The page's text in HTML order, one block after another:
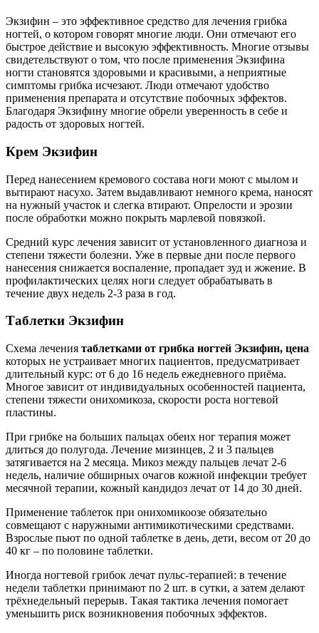
Экзифин – это эффективное средство для лечения грибка
ногтей, о котором говорят многие люди. Они отмечают его
быстрое действие и высокую эффективность. Многие отзывы
свидетельствуют о том, что после применения Экзифина
ногти становятся здоровыми и красивыми, а неприятные
симптомы грибка исчезают. Люди отмечают удобство
применения препарата и отсутствие побочных эффектов.
Благодаря Экзифину многие обрели уверенность в себе и
радость от здоровых ногтей.
Крем Экзифин
Перед нанесением кремового состава ноги моют с мылом и
вытирают насухо. Затем выдавливают немного крема, наносят
на нужный участок и слегка втирают. Опрелости и эрозии
после обработки можно покрыть марлевой повязкой.
Средний курс лечения зависит от установленного диагноза и
степени тяжести болезни. Уже в первые дни после первого
нанесения снижается воспаление, пропадает зуд и жжение. В
профилактических целях ноги следует обрабатывать в
течение двух недель 2-3 раза в год.
Таблетки Экзифин
Схема лечения таблетками от грибка ногтей Экзифин, цена
которых не устраивает многих пациентов, предусматривает
длительный курс: от 6 до 16 недель ежедневного приёма.
Многое зависит от индивидуальных особенностей пациента,
степени тяжести онихомикоза, скорости роста ногтевой
пластины.
При грибке на больших пальцах обеих ног терапия может
длиться до полугода. Лечение мизинцев, 2 и 3 пальцев
затягивается на 2 месяца. Микоз между пальцев лечат 2-6
недель, наличие обширных очагов кожной инфекции требует
месячной терапии, кожный кандидоз лечат от 14 до 30 дней.
Применение таблеток при онихомикоозе обязательно
совмещают с наружными антимикотическими средствами.
Взрослые пьют по одной таблетке в день, дети, весом от 20 до
40 кг – по половине таблетки.
Иногда ногтевой грибок лечат пульс-терапией: в течение
недели таблетки принимают по 2 шт. в сутки, а затем делают
трёхнедельный перерыв. Такая тактика лечения помогает
уменьшить риск возникновения побочных эффектов.